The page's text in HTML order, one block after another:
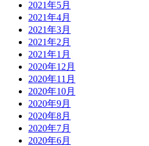
2021年5月
2021年4月
2021年3月
2021年2月
2021年1月
2020年12月
2020年11月
2020年10月
2020年9月
2020年8月
2020年7月
2020年6月